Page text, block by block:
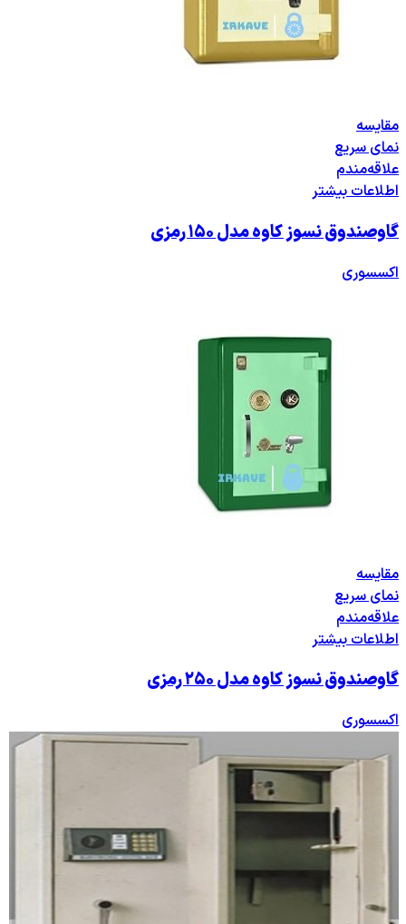
مقایسه
نمای سریع
علاقه‌مندم
اطلاعات بیشتر
گاوصندوق نسوز کاوه مدل ۱۵۰ رمزی
اکسسوری
مقایسه
نمای سریع
علاقه‌مندم
اطلاعات بیشتر
گاوصندوق نسوز کاوه مدل ۲۵۰ رمزی
اکسسوری